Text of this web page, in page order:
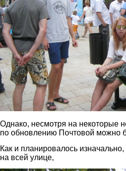
Однако, несмотря на некоторые
по обновлению Почтовой можно
Как и планировалось
на всей улице,